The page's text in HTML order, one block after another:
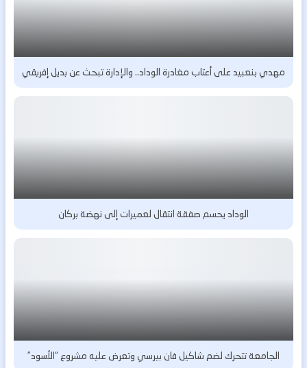
مهدي بنعبيد على أعتاب مغادرة الوداد.. والإدارة تبحث عن بديل إفريقي
الوداد يحسم صفقة انتقال لعميرات إلى نهضة بركان
الجامعة تتحرك لضم شاكيل فان بيرسي وتعرض عليه مشروع “الأسود”